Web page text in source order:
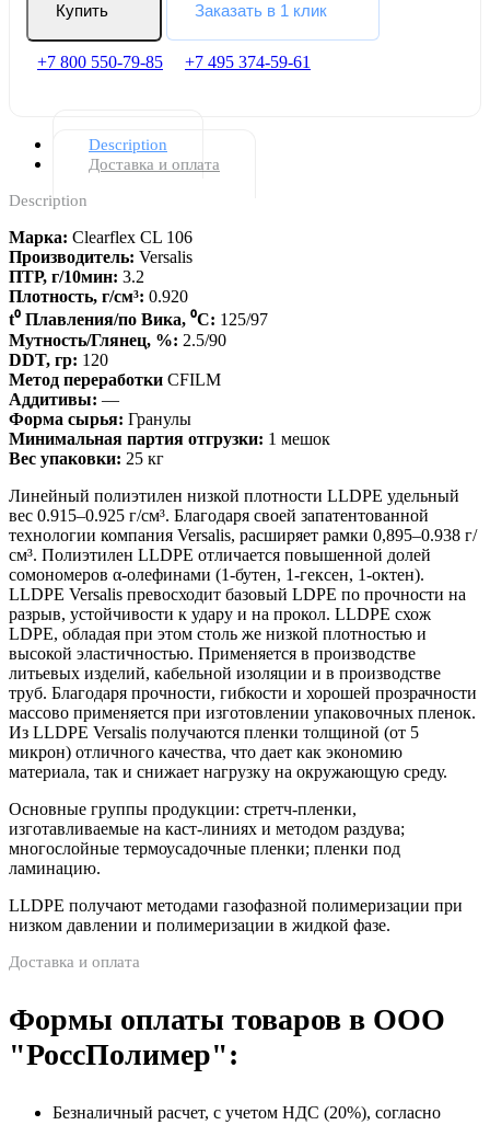
Купить Заказать в 1 клик
+7 800 550-79-85 +7 495 374-59-61
Description
Доставка и оплата
Description
Марка: Clearflex CL 106
Производитель: Versalis
ПТР, г/10мин: 3.2
Плотность, г/см³: 0.920
t⁰ Плавления/по Вика, ⁰С: 125/97
Мутность/Глянец, %: 2.5/90
DDT, гр: 120
Метод переработки CFILM
Аддитивы: —
Форма сырья: Гранулы
Минимальная партия отгрузки: 1 мешок
Вес упаковки: 25 кг
Линейный полиэтилен низкой плотности LLDPE удельный
вес 0.915–0.925 г/см³. Благодаря своей запатентованной
технологии компания Versalis, расширяет рамки 0,895–0.938 г/
см³. Полиэтилен LLDPE отличается повышенной долей
сомономеров α-олефинами (1-бутен, 1-гексен, 1-октен).
LLDPE Versalis превосходит базовый LDPE по прочности на
разрыв, устойчивости к удару и на прокол. LLDPE схож
LDPE, обладая при этом столь же низкой плотностью и
высокой эластичностью. Применяется в производстве
литьевых изделий, кабельной изоляции и в производстве
труб. Благодаря прочности, гибкости и хорошей прозрачности
массово применяется при изготовлении упаковочных пленок.
Из LLDPE Versalis получаются пленки толщиной (от 5
микрон) отличного качества, что дает как экономию
материала, так и снижает нагрузку на окружающую среду.
Основные группы продукции: стретч-пленки,
изготавливаемые на каст-линиях и методом раздува;
многослойные термоусадочные пленки; пленки под
ламинацию.
LLDPE получают методами газофазной полимеризации при
низком давлении и полимеризации в жидкой фазе.
Доставка и оплата
Формы оплаты товаров в ООО
"РоссПолимер":
Безналичный расчет, с учетом НДС (20%), согласно